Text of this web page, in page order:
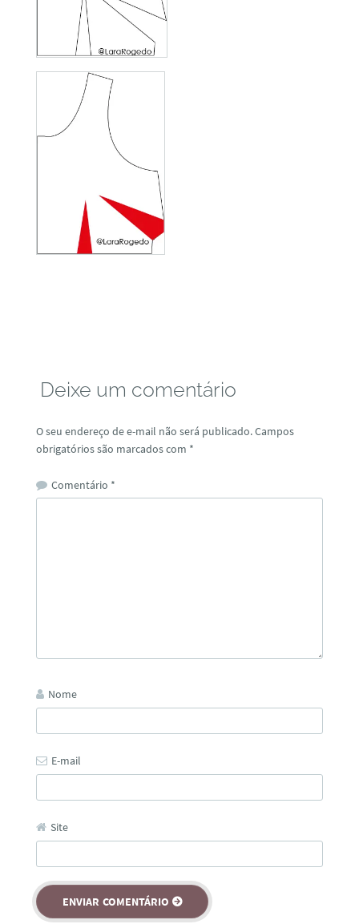
Deixe um comentário
O seu endereço de e-mail não será publicado.Campos
obrigatórios são marcados com *
Comentário *
Nome
E-mail
Site